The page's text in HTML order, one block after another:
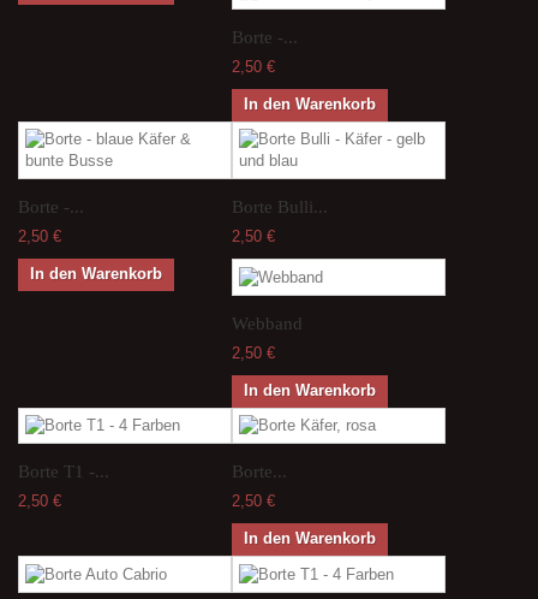
Borte -...
2,50 €
In den Warenkorb
Borte -...
2,50 €
In den Warenkorb
Borte Bulli...
2,50 €
Webband
2,50 €
In den Warenkorb
Borte T1 -...
2,50 €
Borte...
2,50 €
In den Warenkorb